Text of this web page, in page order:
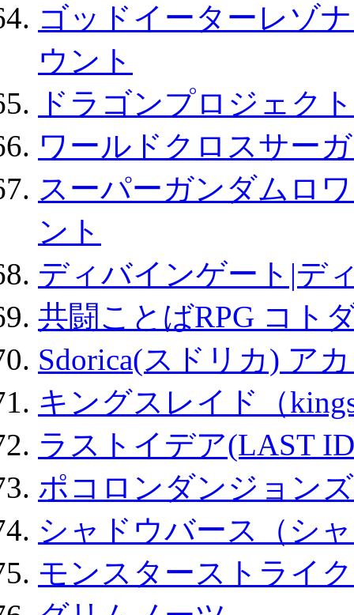
ゴッドイーターレゾ
ウント
ドラゴンプロジェク
ワールドクロスサー
スーパーガンダムロ
ント
ディバインゲート|デ
共闘ことばRPG コト
Sdorica(スドリカ) ア
キングスレイド（
ラストイデア(LAST
ポコロンダンジョン
シャドウバース（シ
モンスターストライ